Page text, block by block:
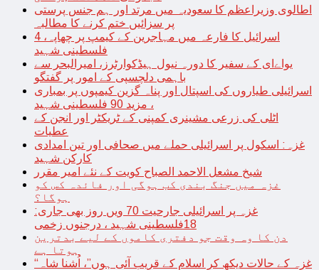
اطالوی وزیراعظم کا سعودیہ میں مرتد اور ہم جنس پرستی
پر سزائیں ختم کرنے کا مطالبہ
اسرائیل کا فارعہ میں مہاجرین کے کیمپ پر چھاپہ، 4
فلسطینی شہید
یواےای کے سفیر کا دورہ نیول ہیڈکوارٹرز، امیرالبحر سے
باہمی دلچسپی کے امور پر گفتگو
اسرائیلی طیاروں کی اسپتال اور پناہ گزین کیمپوں پر بمباری
، مزید 90 فلسطینی شہید
اٹلی کی زرعی مشینری کمپنی کے ٹریکٹر اور انجن کے
عطیات
غزہ: اسکول پر اسرائیلی حملے میں صحافی اور تین امدادی
کارکن شہید
شیخ مشعل الاحمد الصباح کویت کے نئے امیر مقرر
غزہ میں جنگ بندی کب ہوگی اور فائدہ کس کو
ہوگا؟
غزہ پر اسرائیلی جارحیت 70 ویں روز بھی جاری:
18فلسطینی شہید ، درجنوں زخمی
دن کا وہ وقت جو دفتری کاموں کے لیے بدترین
ہوتا ہے
“غزہ کے حالات دیکھ کر اسلام کے قریب آئی ہوں”، اُشنا شاہ